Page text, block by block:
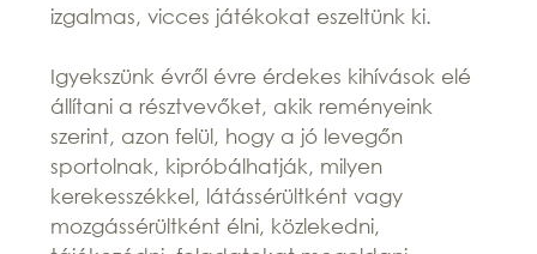
izgalmas, vicces játékokat eszeltünk ki.
Igyekszünk évről évre érdekes kihívások elé
állítani a résztvevőket, akik reményeink
szerint, azon felül, hogy a jó levegőn
sportolnak, kipróbálhatják, milyen
kerekesszékkel, látássérültként vagy
mozgássérültként élni, közlekedni,